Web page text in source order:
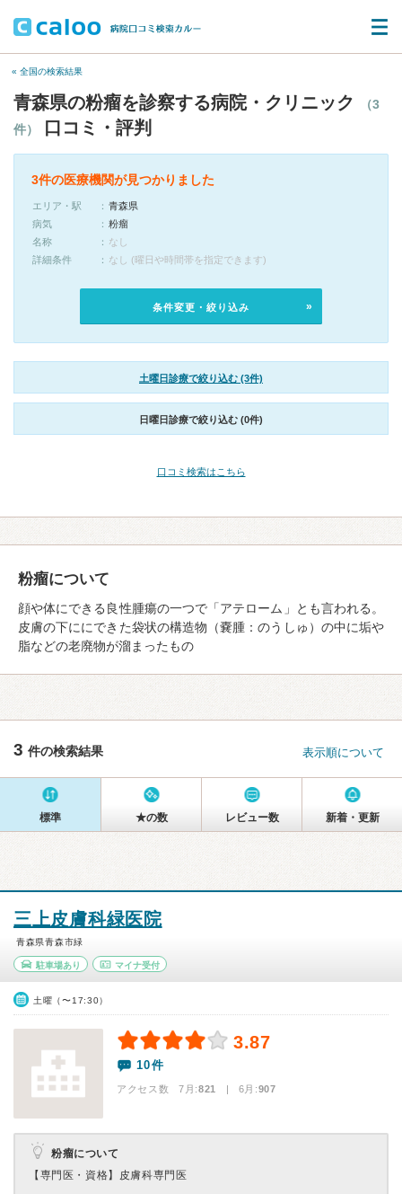
« 全国の検索結果
青森県の粉瘤を診察する病院・クリニック
（3
件）
口コミ・評判
3件の医療機関が見つかりました
エリア・駅
青森県
病気
粉瘤
名称
なし
詳細条件
なし (曜日や時間帯を指定できます)
条件変更・絞り込み
土曜日診療で絞り込む (3件)
日曜日診療で絞り込む (0件)
口コミ検索はこちら
粉瘤について
顔や体にできる良性腫瘍の一つで「アテローム」とも言われる。
皮膚の下ににできた袋状の構造物（嚢腫：のうしゅ）の中に垢や
脂などの老廃物が溜まったもの
3 件の検索結果 表示順について
標準 ★の数 レビュー数 新着・更新
三上皮膚科緑医院
青森県青森市緑
駐車場あり マイナ受付
土曜（〜17:30）
3.87
10件
アクセス数 7月:821 | 6月:907
粉瘤について
【専門医・資格】 皮膚科専門医